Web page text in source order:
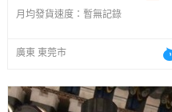
月均發貨速度： 暫無記錄
廣東 東莞市